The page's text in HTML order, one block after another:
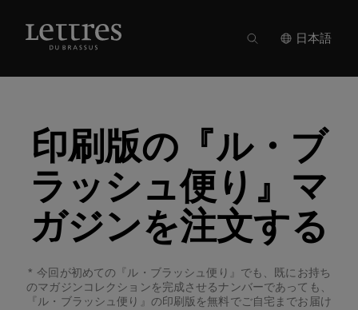
日本語
印刷版の『ル・ブ
ラッシュ便り』マ
ガジンを注文する
今回が初めての『ル・ブラッシュ便り』でも、既にお持ち
のマガジンコレクションを完成させるナンバーであっても、
『ル・ブラッシュ便り』の印刷版を無料でご自宅までお届け